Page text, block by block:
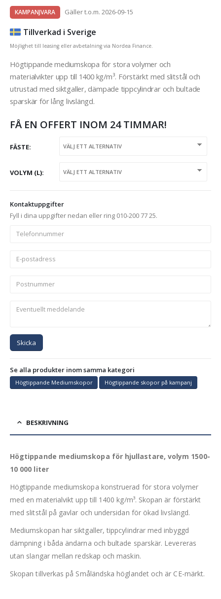
KAMPANJVARA Gäller t.o.m. 2026-09-15
Tillverkad i Sverige
Möjlighet till leasing eller avbetalning via Nordea Finance.
Högtippande mediumskopa för stora volymer och
materialvikter upp till 1400 kg/m³. Förstärkt med slitstål och
utrustad med siktgaller, dämpade tippcylindrar och bultade
sparskär för lång livslängd.
FÅ EN OFFERT INOM 24 TIMMAR!
FÄSTE
VOLYM (L)
Kontaktuppgifter
Fyll i dina uppgifter nedan eller ring 010-200 77 25.
Skicka
Se alla produkter inom samma kategori
Högtippande Mediumskopor Högtippande skopor på kampanj
BESKRIVNING
Högtippande mediumskopa för hjullastare, volym 1500-
10 000 liter
Högtippande mediumskopa konstruerad för stora volymer
med en materialvikt upp till 1400 kg/m³. Skopan är förstärkt
med slitstål på gavlar och undersidan för ökad livslängd.
Mediumskopan har siktgaller, tippcylindrar med inbyggd
dämpning i båda ändarna och bultade sparskär. Levereras
utan slangar mellan redskap och maskin.
Skopan tillverkas på Småländska höglandet och är CE-märkt.